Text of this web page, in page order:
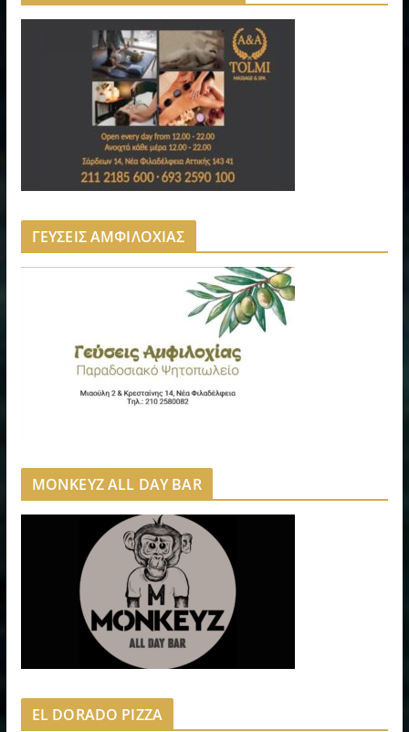
ΓΕΥΣΕΙΣ ΑΜΦΙΛΟΧΙΑΣ
MONKEYZ ALL DAY BAR
EL DORADO PIZZA